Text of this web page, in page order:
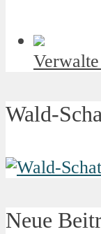
Wald-
Neue